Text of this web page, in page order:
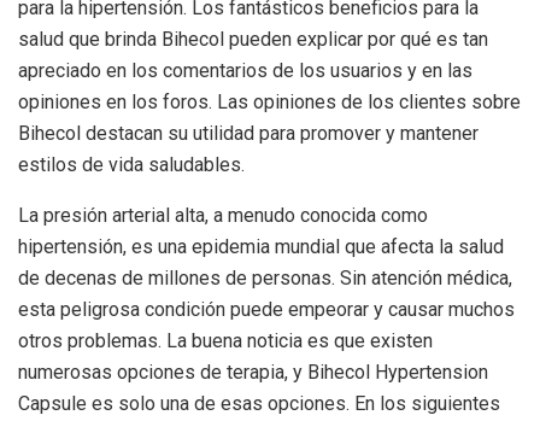
para la hipertensión. Los fantásticos beneficios para la
salud que brinda Bihecol pueden explicar por qué es tan
apreciado en los comentarios de los usuarios y en las
opiniones en los foros. Las opiniones de los clientes sobre
Bihecol destacan su utilidad para promover y mantener
estilos de vida saludables.
La presión arterial alta, a menudo conocida como
hipertensión, es una epidemia mundial que afecta la salud
de decenas de millones de personas. Sin atención médica,
esta peligrosa condición puede empeorar y causar muchos
otros problemas. La buena noticia es que existen
numerosas opciones de terapia, y Bihecol Hypertension
Capsule es solo una de esas opciones. En los siguientes